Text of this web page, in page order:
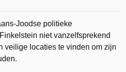
Joodse politieke
niet vanzelfsprekend
veilige locaties te vinden om zijn